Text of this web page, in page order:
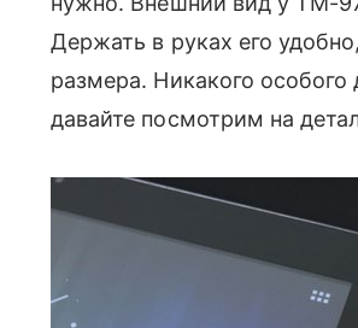
Держать в руках его
размера. Никакого
давайте посмотрим на